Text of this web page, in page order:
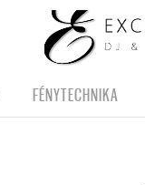
FÉNYTECHNIKA